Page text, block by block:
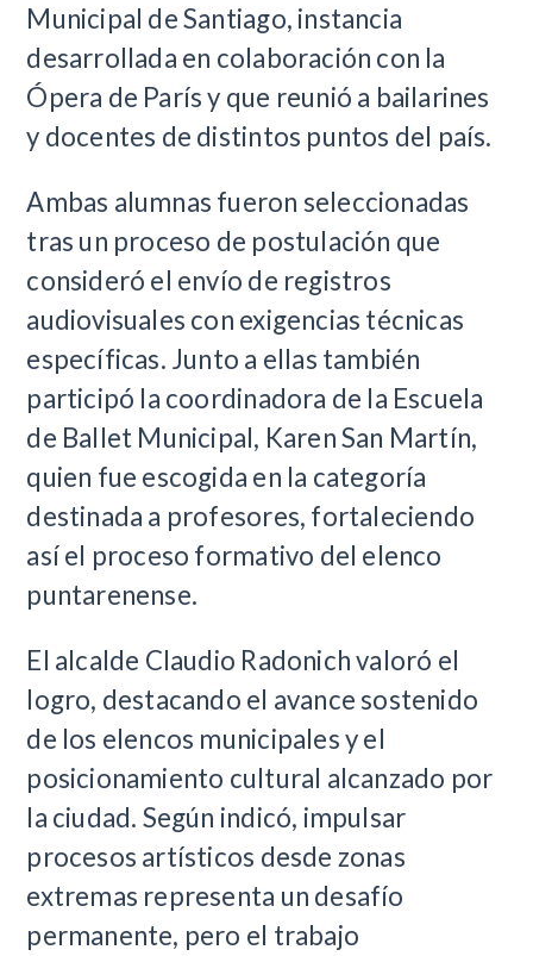
Municipal de Santiago, instancia
desarrollada en colaboración con la
Ópera de París y que reunió a bailarines
y docentes de distintos puntos del país.
Ambas alumnas fueron seleccionadas
tras un proceso de postulación que
consideró el envío de registros
audiovisuales con exigencias técnicas
específicas. Junto a ellas también
participó la coordinadora de la Escuela
de Ballet Municipal, Karen San Martín,
quien fue escogida en la categoría
destinada a profesores, fortaleciendo
así el proceso formativo del elenco
puntarenense.
El alcalde Claudio Radonich valoró el
logro, destacando el avance sostenido
de los elencos municipales y el
posicionamiento cultural alcanzado por
la ciudad. Según indicó, impulsar
procesos artísticos desde zonas
extremas representa un desafío
permanente, pero el trabajo